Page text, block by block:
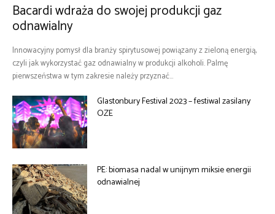
Bacardi wdraża do swojej produkcji gaz
odnawialny
Innowacyjny pomysł dla branży spirytusowej powiązany z zieloną energią,
czyli jak wykorzystać gaz odnawialny w produkcji alkoholi. Palmę
pierwszeństwa w tym zakresie należy przyznać...
Glastonbury Festival 2023 – festiwal zasilany
OZE
PE: biomasa nadal w unijnym miksie energii
odnawialnej